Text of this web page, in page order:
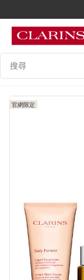
跳至內容
搜尋內容說明
官網限定